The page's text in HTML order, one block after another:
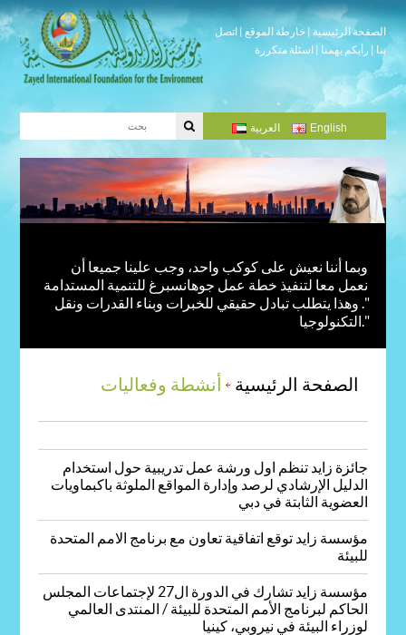
الصفحة الرئيسية |خارطة الموقع |اتصل
بنا | رأيكم يهمنا |اسئلة متكررة
العربية English
وبما أننا نعيش على كوكب واحد، وجب علينا جميعا أن
نعمل معا لتنفيذ خطة عمل جوهانسبرغ للتنمية المستدامة
". وهذا يتطلب تبادل حقيقي للخبرات وبناء القدرات ونقل
التكنولوجيا."
الصفحة الرئيسية أنشطة وفعاليات
جائزة زايد تنظم اول ورشة عمل تدريبية حول استخدام
الدليل الإرشادي لرصد وإدارة المواقع الملوثة باكبماويات
العضوية الثابتة في دبي
مؤسسة زايد توقع اتفاقية تعاون مع برنامج الامم المتحدة
للبيئة
مؤسسة زايد تشارك في الدورة ال27 لإجتماعات المجلس
الحاكم لبرنامج الأمم المتحدة للبيئة / المنتدى العالمي
لوزراء البيئة في نيروبي، كينيا